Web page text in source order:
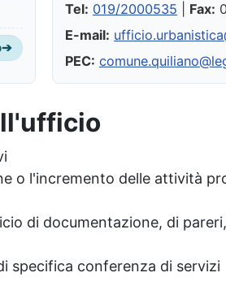
➔
Tel: 019/2000535 Fax:
E-mail:
PEC:
o l'incremento delle attività
di documentazione, di
specifica conferenza di servizi